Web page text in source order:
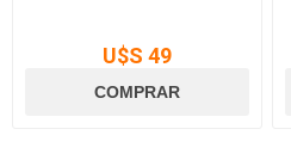
U$S 49